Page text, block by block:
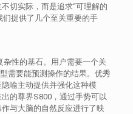
切实际，而是追求“可理解的
们提供了几个至关重要的手
杂性的基石。用户需要一个关
需要能预测操作的结果。优秀
喻主动提供并强化这种模
的尊界S800，通过手势可以
与大脑的自然反应进行了映